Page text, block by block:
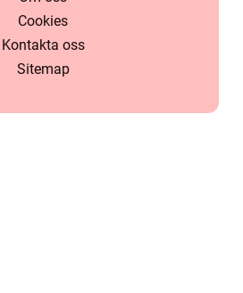
Cookies
Kontakta oss
Sitemap